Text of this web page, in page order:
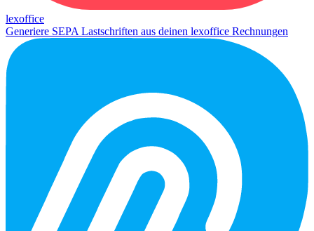
lexoffice
Generiere SEPA Lastschriften aus deinen lexoffice Rechnungen